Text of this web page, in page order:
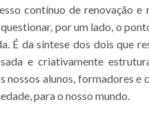
contínuo de renovação e
por um lado, o
É da síntese dos dois que
e criativamente
nossos alunos, formadores e
para o nosso mundo.